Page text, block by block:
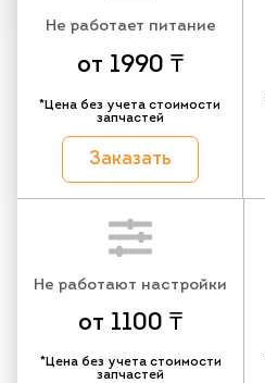
Не работает питание
от 1990 ₸
*Цена без учета стоимости
запчастей
Заказать
Не работают настройки
от 1100 ₸
*Цена без учета стоимости
запчастей